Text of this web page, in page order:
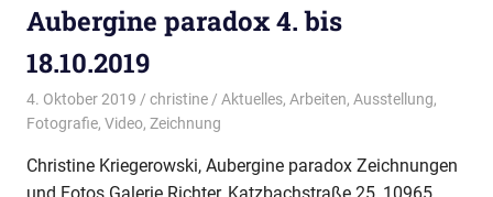
Aubergine paradox 4. bis
18.10.2019
4. Oktober 2019 christine Aktuelles, Arbeiten, Ausstellung,
Fotografie, Video, Zeichnung
Christine Kriegerowski, Aubergine paradox Zeichnungen